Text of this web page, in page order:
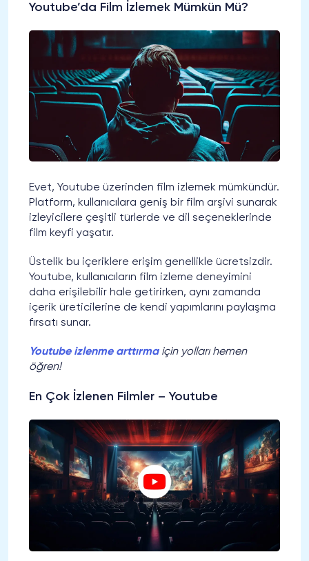
Youtube’da Film İzlemek Mümkün Mü?
Evet, Youtube üzerinden film izlemek mümkündür.
Platform, kullanıcılara geniş bir film arşivi sunarak
izleyicilere çeşitli türlerde ve dil seçeneklerinde
film keyfi yaşatır.
Üstelik bu içeriklere erişim genellikle ücretsizdir.
Youtube, kullanıcıların film izleme deneyimini
daha erişilebilir hale getirirken, aynı zamanda
içerik üreticilerine de kendi yapımlarını paylaşma
fırsatı sunar.
Youtube izlenme arttırmaiçin yolları hemen
öğren!
En Çok İzlenen Filmler – Youtube